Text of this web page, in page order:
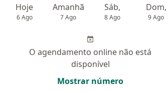
Hoje
6 Ago
Amanhã
7 Ago
Sáb,
8 Ago
Dom,
9 Ago
O agendamento online não está
disponível
Mostrar número